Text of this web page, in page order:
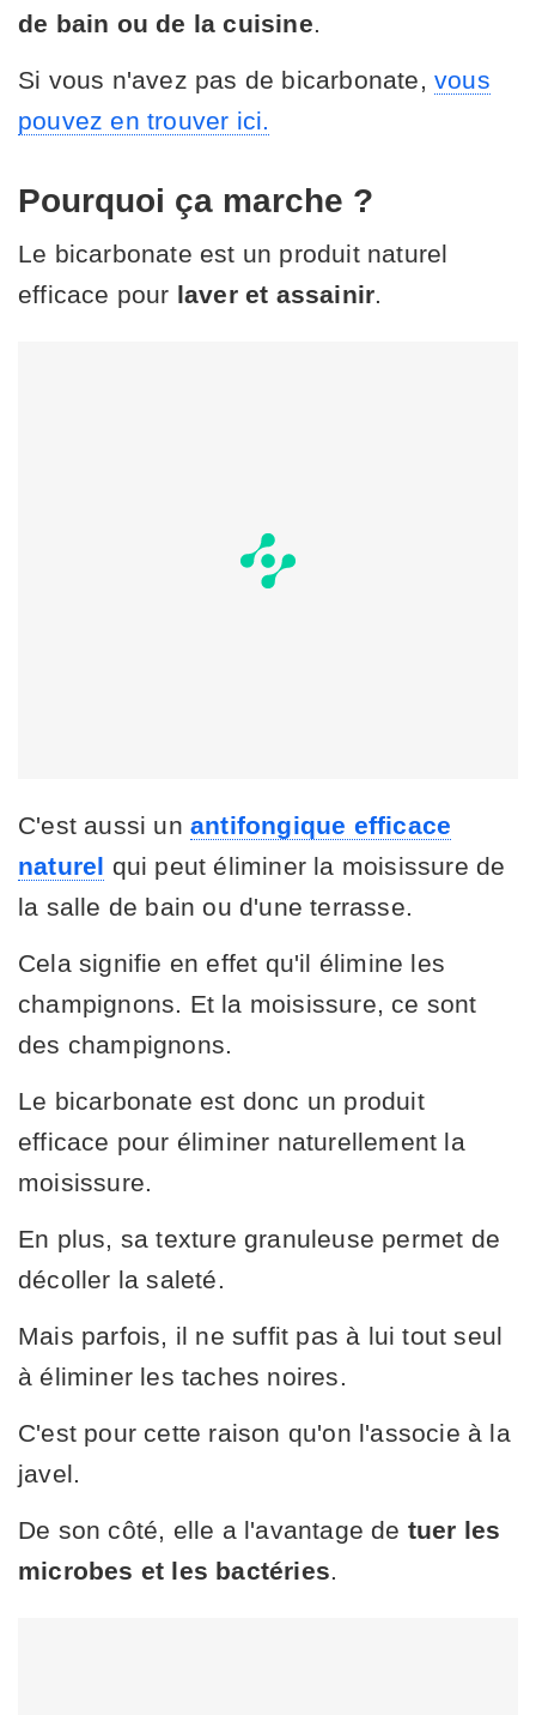
de bain ou de la cuisine
Si vous n'avez pas de bicarbonate,vous
pouvez en trouver ici.
Pourquoi ça marche ?
Le bicarbonate est un produit naturel
efficace pour laver et assainir
C'est aussi un antifongique efficace
naturel qui peut éliminer la moisissure de
la salle de bain ou d'une terrasse.
Cela signifie en effet qu'il élimine les
champignons. Et la moisissure, ce sont
des champignons.
Le bicarbonate est donc un produit
efficace pour éliminer naturellement la
moisissure.
En plus, sa texture granuleuse permet de
décoller la saleté.
Mais parfois, il ne suffit pas à lui tout seul
à éliminer les taches noires.
C'est pour cette raison qu'on l'associe à la
javel.
De son côté, elle a l'avantage de tuer les
microbes et les bactéries